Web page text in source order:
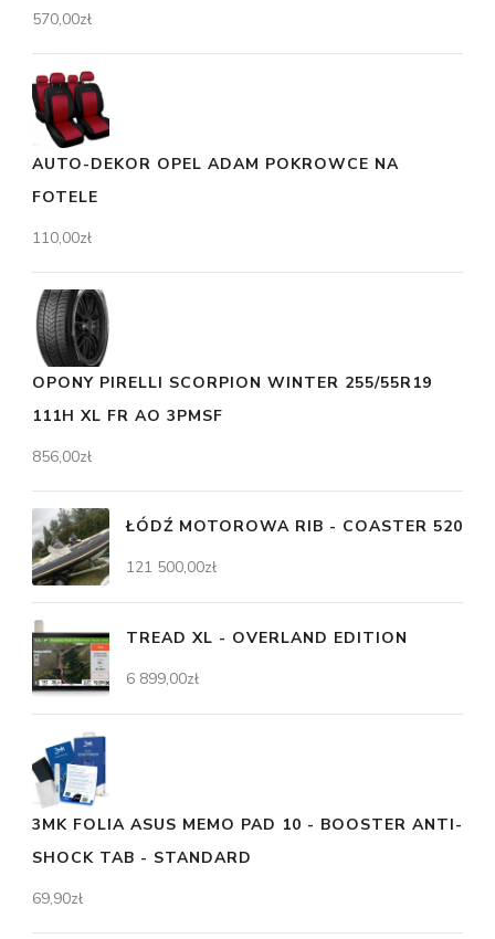
570,00zł
AUTO-DEKOR OPEL ADAM POKROWCE NA
FOTELE
110,00zł
OPONY PIRELLI SCORPION WINTER 255/55R19
111H XL FR AO 3PMSF
856,00zł
ŁÓDŹ MOTOROWA RIB - COASTER 520
121 500,00zł
TREAD XL - OVERLAND EDITION
6 899,00zł
3MK FOLIA ASUS MEMO PAD 10 - BOOSTER ANTI-
SHOCK TAB - STANDARD
69,90zł